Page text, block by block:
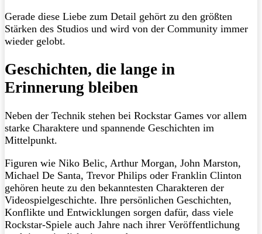
Gerade diese Liebe zum Detail gehört zu den größten
Stärken des Studios und wird von der Community immer
wieder gelobt.
Geschichten, die lange in
Erinnerung bleiben
Neben der Technik stehen bei Rockstar Games vor allem
starke Charaktere und spannende Geschichten im
Mittelpunkt.
Figuren wie Niko Belic, Arthur Morgan, John Marston,
Michael De Santa, Trevor Philips oder Franklin Clinton
gehören heute zu den bekanntesten Charakteren der
Videospielgeschichte. Ihre persönlichen Geschichten,
Konflikte und Entwicklungen sorgen dafür, dass viele
Rockstar-Spiele auch Jahre nach ihrer Veröffentlichung